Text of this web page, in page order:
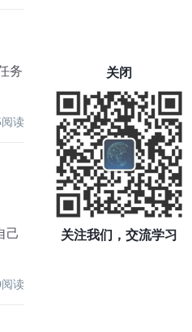
读
读
关闭
关注我们，交流学习